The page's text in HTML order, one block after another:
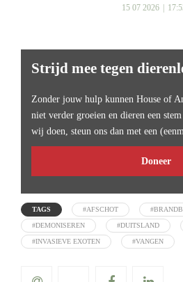
15 07 2026
Strijd mee tegen
Zonder jouw hulp kunnen House of
niet verder groeien en dieren een
wij doen, steun ons dan met een
Doneer
TAGS #AFSCHOT
#DEMONISEREN #DUITSLAND
#INVASIEVE EXOTEN #VANGEN